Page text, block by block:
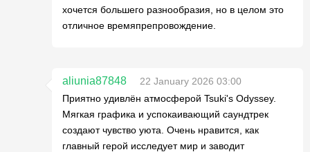
хочется большего разнообразия, но в целом это
отличное времяпрепровождение.
aliunia87848
22 January 2026 03:00
Приятно удивлён атмосферой Tsuki's Odyssey.
Мягкая графика и успокаивающий саундтрек
создают чувство уюта. Очень нравится, как
главный герой исследует мир и заводит